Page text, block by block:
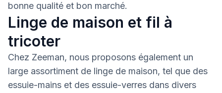
bonne qualité et bon marché.
Linge de maison et fil à
tricoter
Chez Zeeman, nous proposons également un
large assortiment de linge de maison, tel que des
essuie-mains et des essuie-verres dans divers